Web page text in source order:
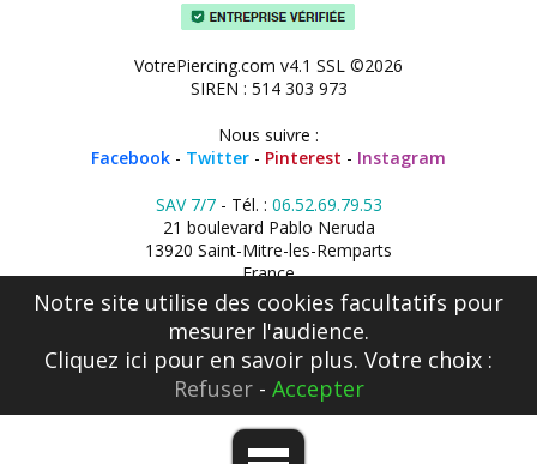
VotrePiercing.com v4.1 SSL ©2026
SIREN : 514 303 973
Nous suivre :
Facebook - Twitter - Pinterest - Instagram
SAV 7/7- Tél. : 06.52.69.79.53
21 boulevard Pablo Neruda
13920 Saint-Mitre-les-Remparts
France
Notre site utilise des cookies facultatifs pour
mesurer l'audience.
Cliquez ici pour en savoir plus. Votre choix :
Refuser- Accepter